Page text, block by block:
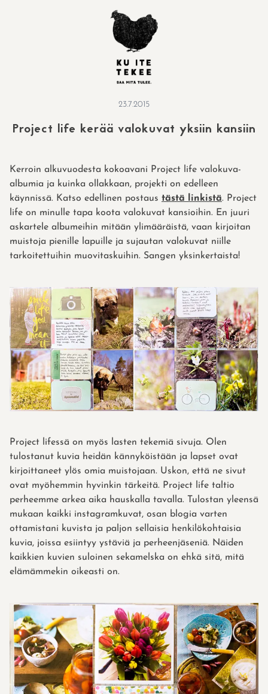
23.7.2015
Project life kerää valokuvat yksiin kansiin
Kerroin alkuvuodesta kokoavani Project life valokuva-
albumia ja kuinka ollakkaan, projekti on edelleen
käynnissä. Katso edellinen postaus tästä linkistä. Project
life on minulle tapa koota valokuvat kansioihin. En juuri
askartele albumeihin mitään ylimääräistä, vaan kirjoitan
muistoja pienille lapuille ja sujautan valokuvat niille
tarkoitettuihin muovitaskuihin. Sangen yksinkertaista!
Project lifessä on myös lasten tekemiä sivuja. Olen
tulostanut kuvia heidän kännyköistään ja lapset ovat
kirjoittaneet ylös omia muistojaan. Uskon, että ne sivut
ovat myöhemmin hyvinkin tärkeitä. Project life taltio
perheemme arkea aika hauskalla tavalla. Tulostan yleensä
mukaan kaikki instagramkuvat, osan blogia varten
ottamistani kuvista ja paljon sellaisia henkilökohtaisia
kuvia, joissa esiintyy ystäviä ja perheenjäseniä. Näiden
kaikkien kuvien suloinen sekamelska on ehkä sitä, mitä
elämämmekin oikeasti on.